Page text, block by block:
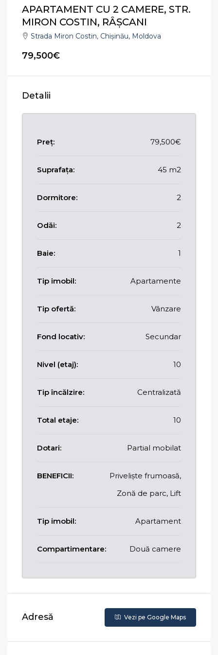
APARTAMENT CU 2 CAMERE, STR.
MIRON COSTIN, RÂȘCANI
Strada Miron Costin, Chișinău, Moldova
79,500€
Detalii
Preț: 79,500€
Suprafața: 45 m2
Dormitore: 2
Odăi: 2
Baie: 1
Tip imobil: Apartamente
Tip ofertă: Vânzare
Fond locativ: Secundar
Nivel (etaj): 10
Tip încălzire: Centralizată
Total etaje: 10
Dotari: Partial mobilat
BENEFICII:
Priveliște frumoasă,
Zonă de parc, Lift
Tip imobil: Apartament
Compartimentare: Două camere
Adresă Vezi pe Google Maps